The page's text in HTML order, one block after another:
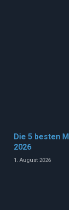
Die 5 besten
2026
1. August 2026